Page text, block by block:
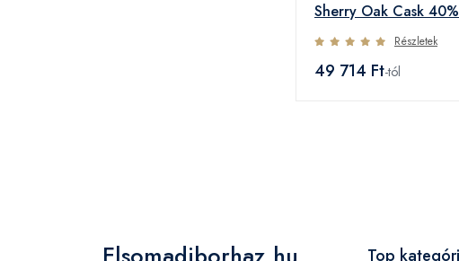
Sherry Oak Cask 40%
0,7L
Részletek
49 714 Ft-tól
Top